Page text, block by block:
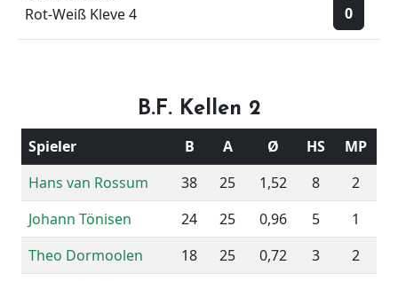
Rot-Weiß Kleve 4
0
B.F. Kellen 2
Spieler B A Ø HS
MP
Hans van Rossum
38 25 1,52 8
2
Johann Tönisen
24 25 0,96 5
1
Theo Dormoolen
18 25 0,72 3
2